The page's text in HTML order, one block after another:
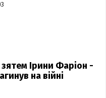
Ірини Фаріон -
на війні